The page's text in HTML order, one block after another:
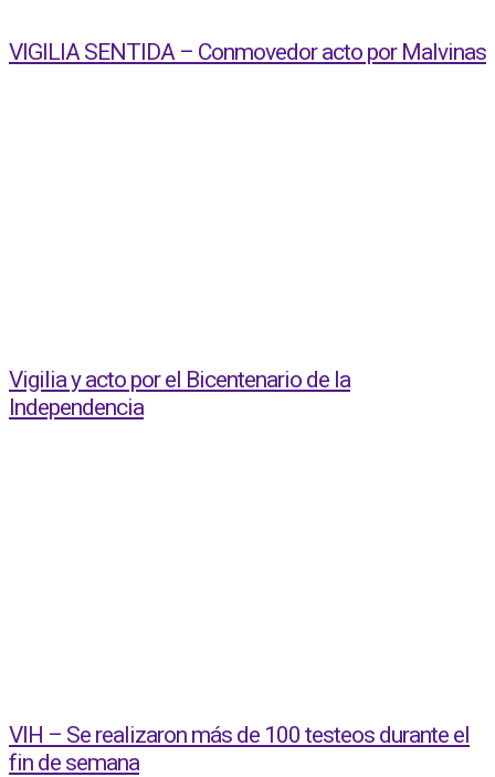
VIGILIA SENTIDA – Conmovedor acto por Malvinas
Vigilia y acto por el Bicentenario de la
Independencia
VIH – Se realizaron más de 100 testeos durante el
fin de semana